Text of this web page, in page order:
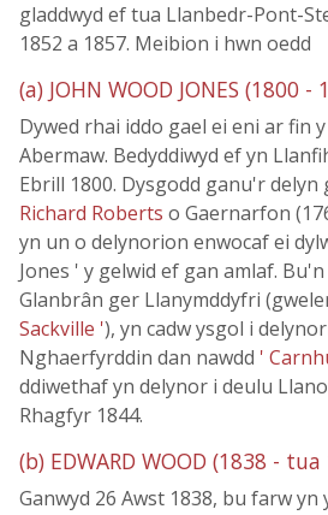
gladdwyd ef tua Llanbedr-Pont-
1852 a 1857. Meibion i hwn oedd
(a) JOHN WOOD JONES (1800
Dywed rhai iddo gael ei eni ar fin
Abermaw. Bedyddiwyd ef yn
Ebrill 1800. Dysgodd ganu'r delyn
Richard Roberts o Gaernarfon
yn un o delynorion enwocaf ei
Jones ' y gelwid ef gan amlaf.
Glanbrân ger Llanymddyfri
Sackville '), yn cadw ysgol i
Nghaerfyrddin dan nawdd '
ddiwethaf yn delynor i deulu
Rhagfyr 1844.
(b) EDWARD WOOD (1838 -
Ganwyd 26 Awst 1838, bu farw yn